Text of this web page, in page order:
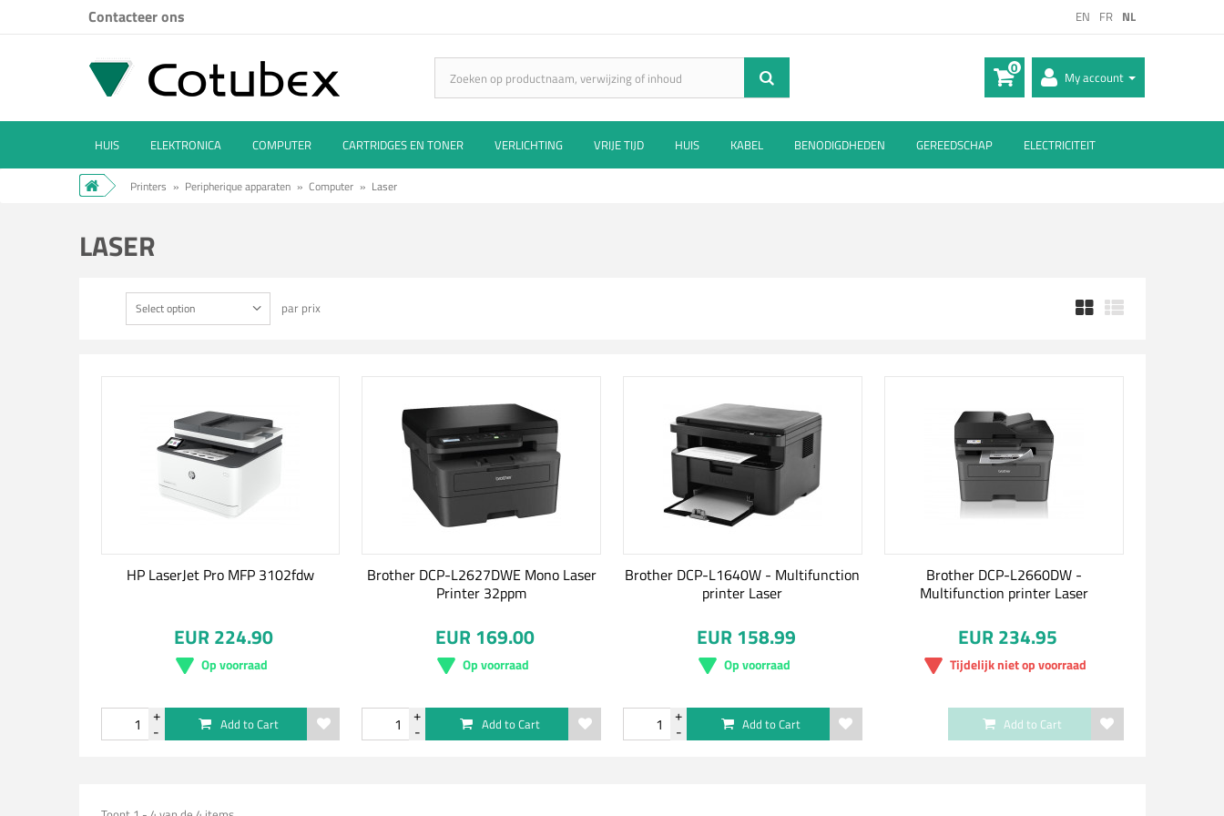
EN FR NL
Contacteer ons
My account
0
HUIS ELEKTRONICA COMPUTER CARTRIDGES EN TONER VERLICHTING VRIJE TIJD HUIS KABEL BENODIGDHEDEN GEREEDSCHAP ELECTRICITEIT
Printers » Peripherique apparaten » Computer » Laser
LASER
Select option par prix
HP LaserJet Pro MFP 3102fdw
EUR 224.90
Op voorraad
Add to Cart
Brother DCP-L2627DWE Mono Laser
Printer 32ppm
EUR 169.00
Op voorraad
Add to Cart
Brother DCP-L1640W - Multifunction
printer Laser
EUR 158.99
Op voorraad
Add to Cart
Brother DCP-L2660DW -
Multifunction printer Laser
EUR 234.95
Tijdelijk niet op voorraad
Add to Cart